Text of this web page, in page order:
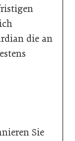
die an
Sie